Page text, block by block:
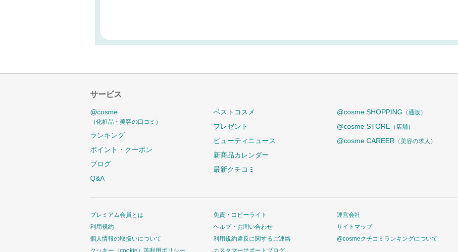
サービス
@cosme
（化粧品・美容の口コミ）
ランキング
ポイント・クーポン
ブログ
Q&A
ベストコスメ
プレゼント
ビューティニュース
新商品カレンダー
最新クチコミ
@cosme SHOPPING （通販）
@cosme STORE （店舗）
@cosme CAREER （美容の求人）
プレミアム会員とは
利用規約
個人情報の取扱いについて
クッキー（cookie）等利用ポリシー
免責・コピーライト
ヘルプ・お問い合わせ
利用規約違反に関するご連絡
カスタマーサポートブログ
運営会社
サイトマップ
@cosmeクチコミランキングについて